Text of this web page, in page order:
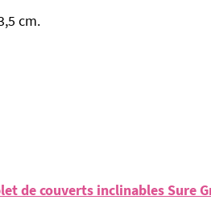
cm.
de couverts inclinables Sure